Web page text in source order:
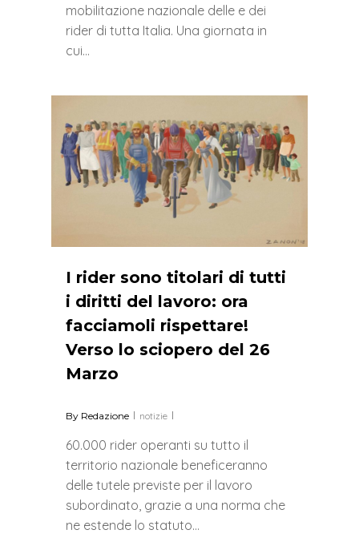
mobilitazione nazionale delle e dei
rider di tutta Italia. Una giornata in
cui…
I rider sono titolari di tutti
i diritti del lavoro: ora
facciamoli rispettare!
Verso lo sciopero del 26
Marzo
By Redazione notizie
60.000 rider operanti su tutto il
territorio nazionale beneficeranno
delle tutele previste per il lavoro
subordinato, grazie a una norma che
ne estende lo statuto…